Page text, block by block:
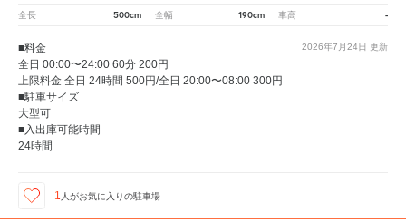
全長 500cm 全幅 190cm 車高 -
2026年7月24日 更新
■料金
全日 00:00〜24:00 60分 200円
上限料金 全日 24時間 500円/全日 20:00〜08:00 300円
■駐車サイズ
大型可
■入出庫可能時間
24時間
1 人がお気に入りの駐車場